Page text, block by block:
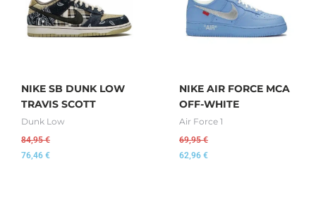
NIKE SB DUNK LOW
TRAVIS SCOTT
Dunk Low
84,95€
76,46 €
NIKE AIR FORCE MCA
OFF-WHITE
Air Force 1
69,95€
62,96 €